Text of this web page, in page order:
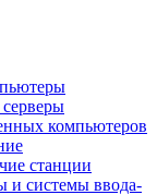
компьютеров
станции
и системы ввода-